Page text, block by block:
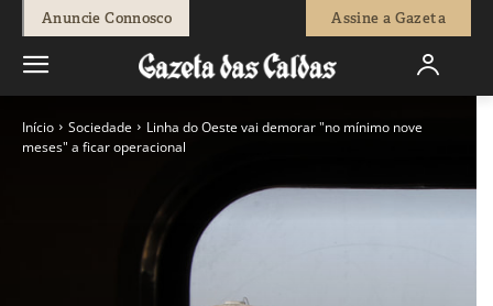
Anuncie Connosco Assine a Gazeta
Início Sociedade
Linha do Oeste vai demorar "no mínimo nove
meses" a ficar operacional